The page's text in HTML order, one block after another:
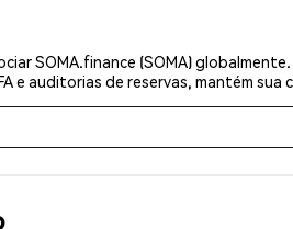
SOMA.finance (SOMA)
e auditorias de reservas, mantém